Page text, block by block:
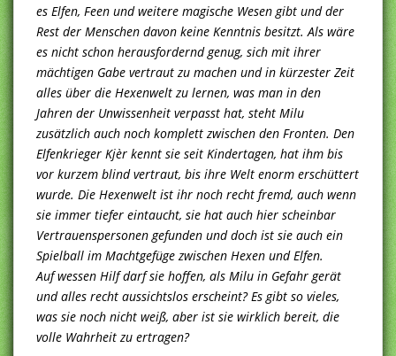
es Elfen, Feen und weitere magische Wesen gibt und der
Rest der Menschen davon keine Kenntnis besitzt. Als wäre
es nicht schon herausfordernd genug, sich mit ihrer
mächtigen Gabe vertraut zu machen und in kürzester Zeit
alles über die Hexenwelt zu lernen, was man in den
Jahren der Unwissenheit verpasst hat, steht Milu
zusätzlich auch noch komplett zwischen den Fronten. Den
Elfenkrieger Kjèr kennt sie seit Kindertagen, hat ihm bis
vor kurzem blind vertraut, bis ihre Welt enorm erschüttert
wurde. Die Hexenwelt ist ihr noch recht fremd, auch wenn
sie immer tiefer eintaucht, sie hat auch hier scheinbar
Vertrauenspersonen gefunden und doch ist sie auch ein
Spielball im Machtgefüge zwischen Hexen und Elfen.
Auf wessen Hilf darf sie hoffen, als Milu in Gefahr gerät
und alles recht aussichtslos erscheint? Es gibt so vieles,
was sie noch nicht weiß, aber ist sie wirklich bereit, die
volle Wahrheit zu ertragen?